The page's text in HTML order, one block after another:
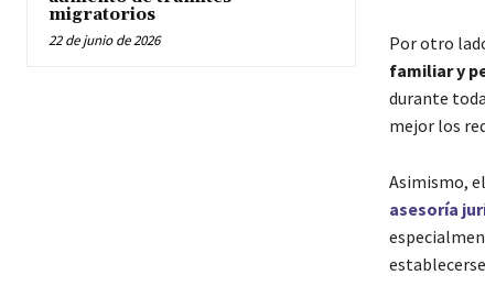
migratorios
22 de junio de 2026 Por otro
familiar y
durante
mejor los
Asimismo,
asesoría